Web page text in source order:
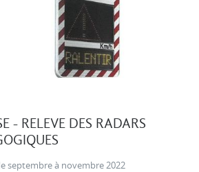
- RELEVE DES RADARS
septembre à novembre 2022